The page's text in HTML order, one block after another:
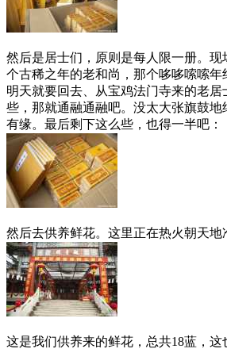
然后是居士们，原则是每人限一册。现
个古稀之年的老和尚，那个哆哆嗦嗦
明天就要回去、从宝鸡法门寺来的老
些，那就通融通融吧。没太大张旗鼓地
有缘。最后剩下这么些，也得一半吧：
然后去供养鲜花。这里正在热火朝天地
这是我们供养来的鲜花，总共18蓝，这